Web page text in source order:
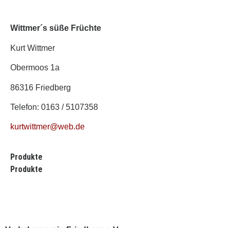
Wittmer´s süße Früchte
Kurt Wittmer
Obermoos 1a
86316 Friedberg
Telefon: 0163 / 5107358
kurtwittmer@web.de
Produkte
Produkte